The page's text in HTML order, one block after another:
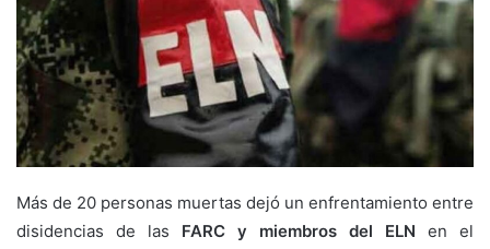
Más de 20 personas muertas dejó un enfrentamiento entre
disidencias de las FARC y miembros del ELN en el